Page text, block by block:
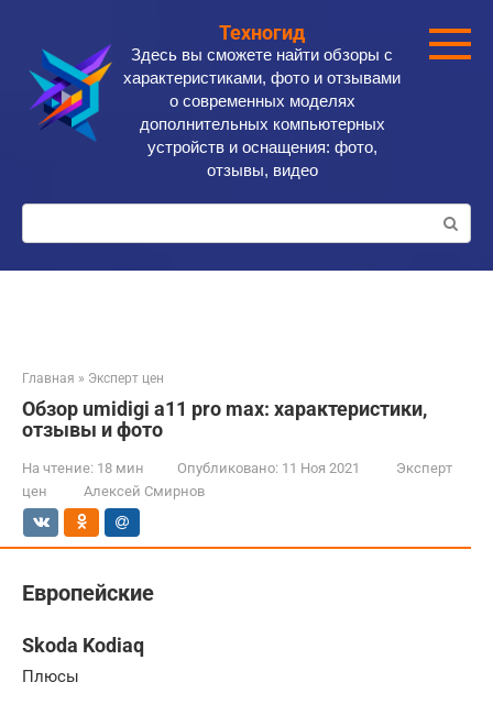
контенту
Техногид
Здесь вы сможете найти обзоры с
характеристиками, фото и отзывами
о современных моделях
дополнительных компьютерных
устройств и оснащения: фото,
отзывы, видео
Поиск:
Главная » Эксперт цен
Обзор umidigi a11 pro max: характеристики,
отзывы и фото
На чтение: 18 мин Опубликовано: 11 Ноя 2021
Эксперт
цен
Алексей Смирнов
Европейские
Skoda Kodiaq
Плюсы